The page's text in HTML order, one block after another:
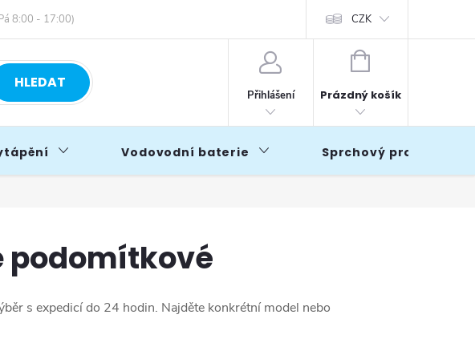
CZK
HLEDAT
Přihlášení
NÁKUPNÍ
Prázdný košík
Vodovodní baterie Sprchový program
podomítkové
s expedicí do 24 hodin. Najděte konkrétní model nebo